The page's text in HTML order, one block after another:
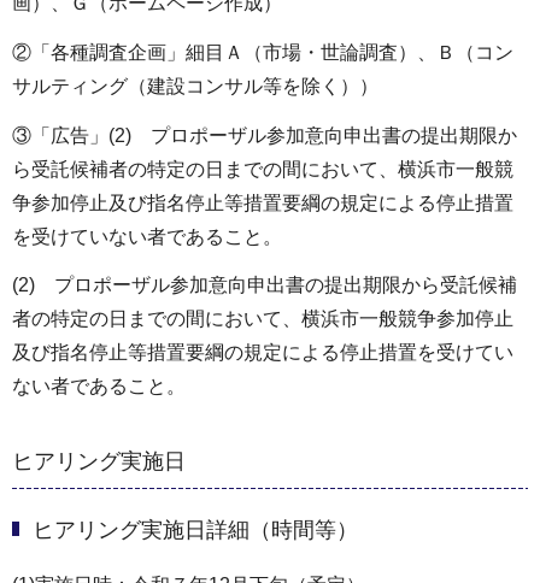
②「各種調査企画」細目Ａ（市場・世論調査）、Ｂ（コン
サルティング（建設コンサル等を除く））
③「広告」(2) プロポーザル参加意向申出書の提出期限か
ら受託候補者の特定の日までの間において、横浜市一般競
争参加停止及び指名停止等措置要綱の規定による停止措置
を受けていない者であること。
(2) プロポーザル参加意向申出書の提出期限から受託候補
者の特定の日までの間において、横浜市一般競争参加停止
及び指名停止等措置要綱の規定による停止措置を受けてい
ない者であること。
ヒアリング実施日
ヒアリング実施日詳細（時間等）